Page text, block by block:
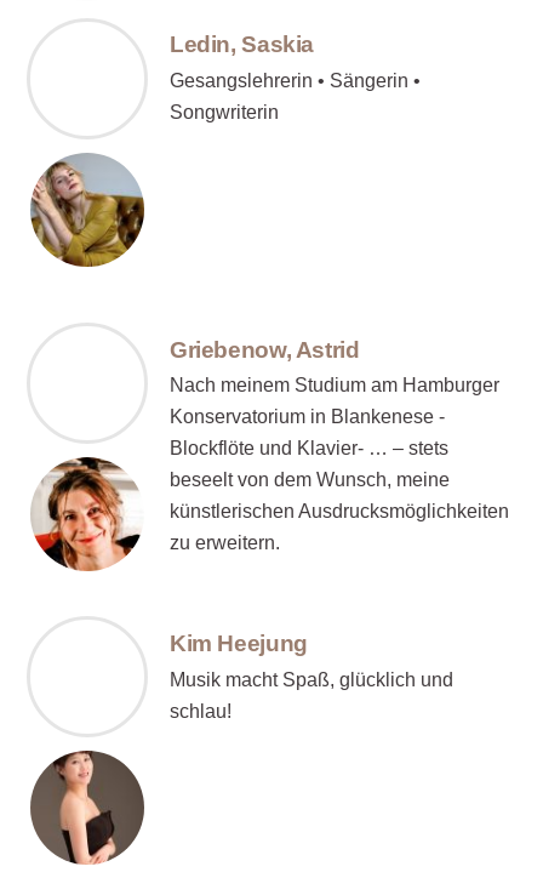
Ledin, Saskia
Gesangslehrerin • Sängerin •
Songwriterin
Griebenow, Astrid
Nach meinem Studium am Hamburger
Konservatorium in Blankenese -
Blockflöte und Klavier- … – stets
beseelt von dem Wunsch, meine
künstlerischen Ausdrucksmöglichkeiten
zu erweitern.
Kim Heejung
Musik macht Spaß, glücklich und
schlau!